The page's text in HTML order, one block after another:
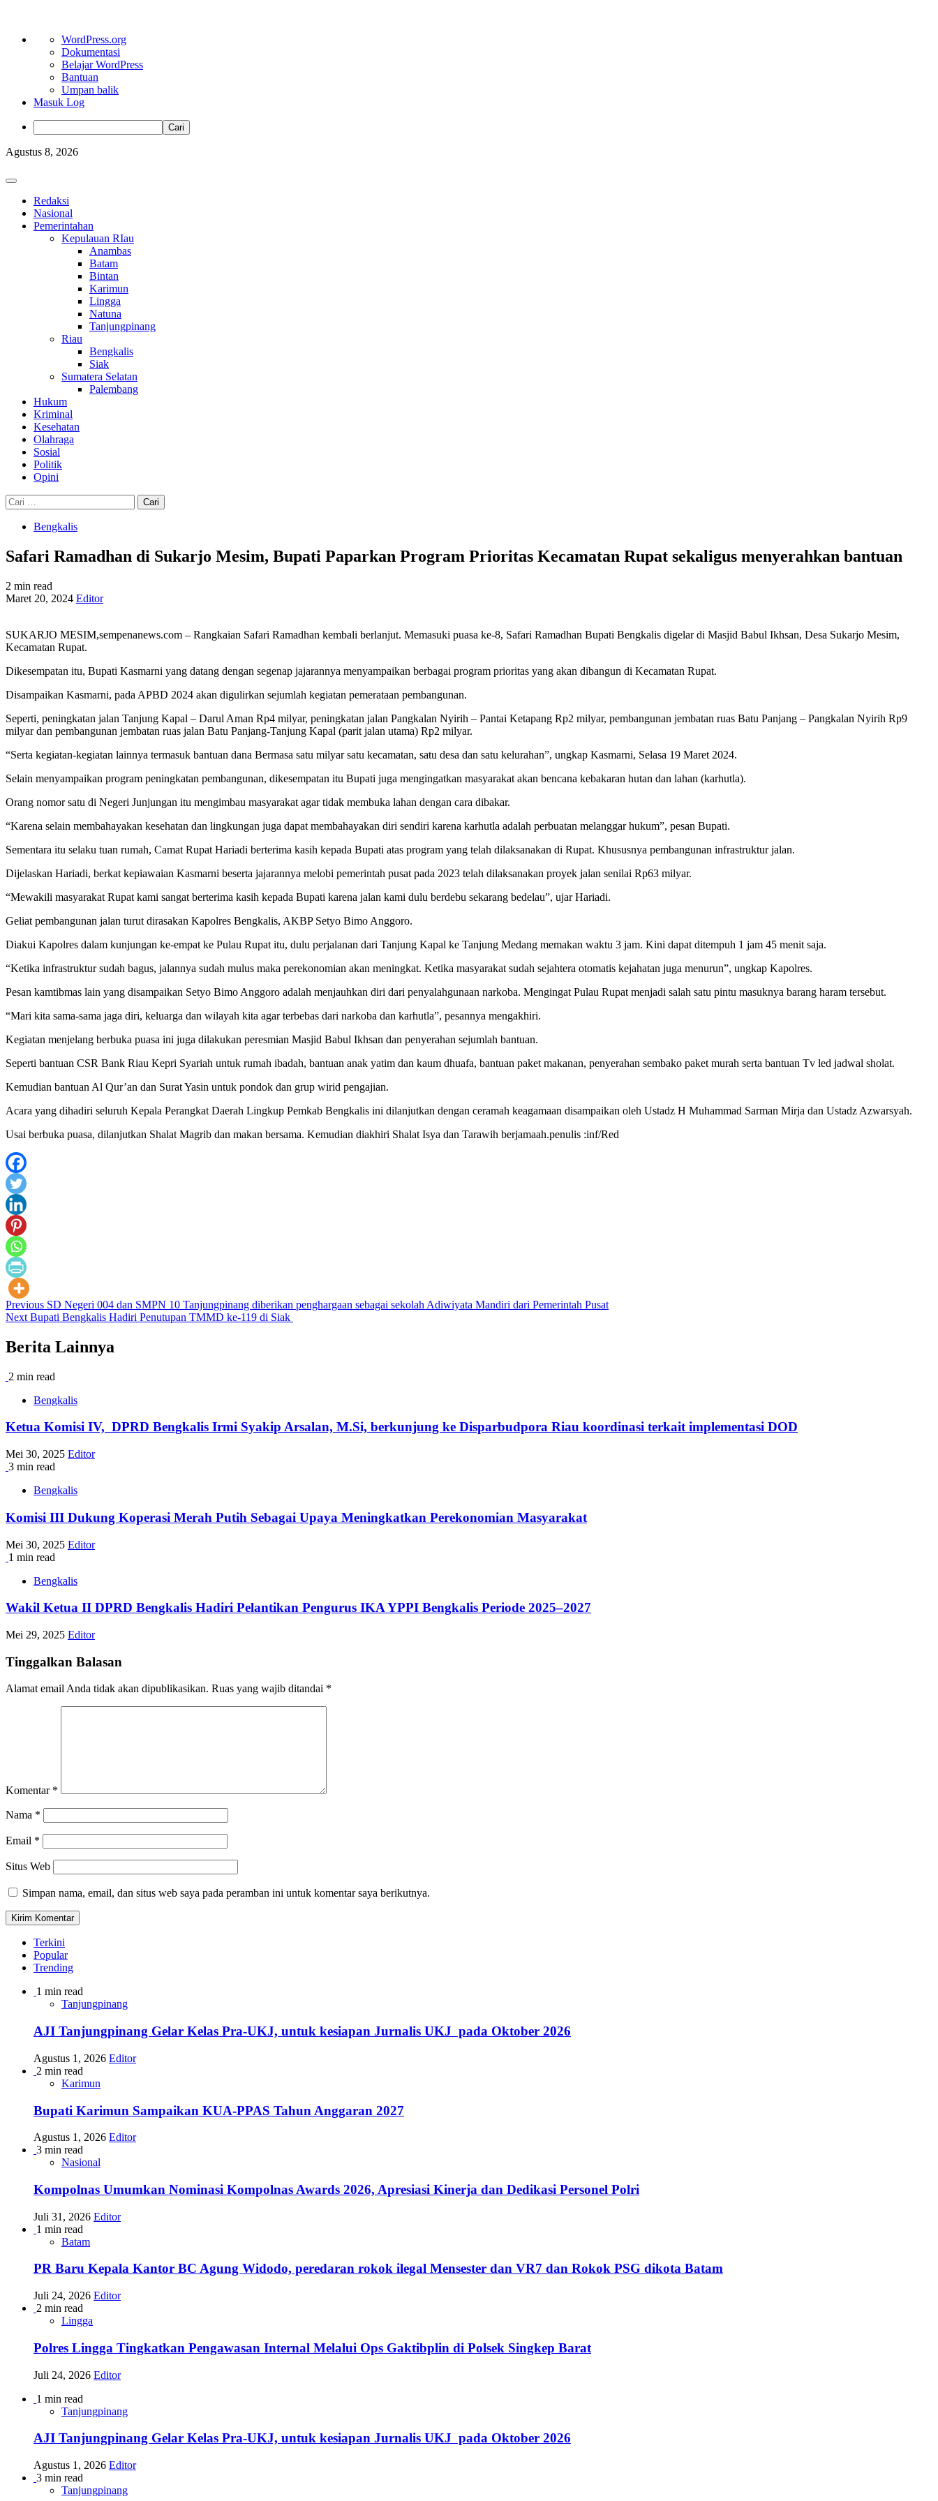
Tentang
WordPress
WordPress.org
Dokumentasi
Belajar WordPress
Bantuan
Umpan balik
Masuk Log
Cari
Skip
content
Agustus 8, 2026
Primary
Redaksi
Nasional
Pemerintahan
Kepulauan RIau
Anambas
Batam
Bintan
Karimun
Lingga
Natuna
Tanjungpinang
Riau
Bengkalis
Siak
Sumatera Selatan
Palembang
Hukum
Kriminal
Kesehatan
Olahraga
Sosial
Politik
Opini
Cari
untuk:
Bengkalis
Safari Ramadhan di Sukarjo Mesim, Bupati Paparkan Program Prioritas Kecamatan Rupat sekaligus menyerahkan bantuan
2 min read
Maret 20, 2024 Editor
SUKARJO MESIM,sempenanews.com – Rangkaian Safari Ramadhan kembali berlanjut. Memasuki puasa ke-8, Safari Ramadhan Bupati Bengkalis digelar di Masjid Babul Ikhsan, Desa Sukarjo Mesim,
Kecamatan Rupat.
Dikesempatan itu, Bupati Kasmarni yang datang dengan segenap jajarannya menyampaikan berbagai program prioritas yang akan dibangun di Kecamatan Rupat.
Disampaikan Kasmarni, pada APBD 2024 akan digulirkan sejumlah kegiatan pemerataan pembangunan.
Seperti, peningkatan jalan Tanjung Kapal – Darul Aman Rp4 milyar, peningkatan jalan Pangkalan Nyirih – Pantai Ketapang Rp2 milyar, pembangunan jembatan ruas Batu Panjang – Pangkalan Nyirih Rp9
milyar dan pembangunan jembatan ruas jalan Batu Panjang-Tanjung Kapal (parit jalan utama) Rp2 milyar.
“Serta kegiatan-kegiatan lainnya termasuk bantuan dana Bermasa satu milyar satu kecamatan, satu desa dan satu kelurahan”, ungkap Kasmarni, Selasa 19 Maret 2024.
Selain menyampaikan program peningkatan pembangunan, dikesempatan itu Bupati juga mengingatkan masyarakat akan bencana kebakaran hutan dan lahan (karhutla).
Orang nomor satu di Negeri Junjungan itu mengimbau masyarakat agar tidak membuka lahan dengan cara dibakar.
“Karena selain membahayakan kesehatan dan lingkungan juga dapat membahayakan diri sendiri karena karhutla adalah perbuatan melanggar hukum”, pesan Bupati.
Sementara itu selaku tuan rumah, Camat Rupat Hariadi berterima kasih kepada Bupati atas program yang telah dilaksanakan di Rupat. Khususnya pembangunan infrastruktur jalan.
Dijelaskan Hariadi, berkat kepiawaian Kasmarni beserta jajarannya melobi pemerintah pusat pada 2023 telah dilaksanakan proyek jalan senilai Rp63 milyar.
“Mewakili masyarakat Rupat kami sangat berterima kasih kepada Bupati karena jalan kami dulu berdebu sekarang bedelau”, ujar Hariadi.
Geliat pembangunan jalan turut dirasakan Kapolres Bengkalis, AKBP Setyo Bimo Anggoro.
Diakui Kapolres dalam kunjungan ke-empat ke Pulau Rupat itu, dulu perjalanan dari Tanjung Kapal ke Tanjung Medang memakan waktu 3 jam. Kini dapat ditempuh 1 jam 45 menit saja.
“Ketika infrastruktur sudah bagus, jalannya sudah mulus maka perekonomian akan meningkat. Ketika masyarakat sudah sejahtera otomatis kejahatan juga menurun”, ungkap Kapolres.
Pesan kamtibmas lain yang disampaikan Setyo Bimo Anggoro adalah menjauhkan diri dari penyalahgunaan narkoba. Mengingat Pulau Rupat menjadi salah satu pintu masuknya barang haram tersebut.
“Mari kita sama-sama jaga diri, keluarga dan wilayah kita agar terbebas dari narkoba dan karhutla”, pesannya mengakhiri.
Kegiatan menjelang berbuka puasa ini juga dilakukan peresmian Masjid Babul Ikhsan dan penyerahan sejumlah bantuan.
Seperti bantuan CSR Bank Riau Kepri Syariah untuk rumah ibadah, bantuan anak yatim dan kaum dhuafa, bantuan paket makanan, penyerahan sembako paket murah serta bantuan Tv led jadwal sholat.
Kemudian bantuan Al Qur’an dan Surat Yasin untuk pondok dan grup wirid pengajian.
Acara yang dihadiri seluruh Kepala Perangkat Daerah Lingkup Pemkab Bengkalis ini dilanjutkan dengan ceramah keagamaan disampaikan oleh Ustadz H Muhammad Sarman Mirja dan Ustadz Azwarsyah.
Usai berbuka puasa, dilanjutkan Shalat Magrib dan makan bersama. Kemudian diakhiri Shalat Isya dan Tarawih berjamaah.penulis :inf/Red
Post
navigation
Previous SD Negeri 004 dan SMPN 10 Tanjungpinang diberikan penghargaan sebagai sekolah Adiwiyata Mandiri dari Pemerintah Pusat
Next Bupati Bengkalis Hadiri Penutupan TMMD ke-119 di Siak
Berita Lainnya
2 min read
Bengkalis
Ketua Komisi IV, DPRD Bengkalis Irmi Syakip Arsalan, M.Si, berkunjung ke Disparbudpora Riau koordinasi terkait implementasi DOD
Mei 30, 2025 Editor
3 min read
Bengkalis
Komisi III Dukung Koperasi Merah Putih Sebagai Upaya Meningkatkan Perekonomian Masyarakat
Mei 30, 2025 Editor
1 min read
Bengkalis
Wakil Ketua II DPRD Bengkalis Hadiri Pelantikan Pengurus IKA YPPI Bengkalis Periode 2025–2027
Mei 29, 2025 Editor
Tinggalkan Balasan
Alamat email Anda tidak akan dipublikasikan. Ruas yang wajib ditandai *
Komentar *
Nama *
Email *
Situs Web
Simpan nama, email, dan situs web saya pada peramban ini untuk komentar saya berikutnya.
Terkini
Popular
Trending
1 min read
Tanjungpinang
AJI Tanjungpinang Gelar Kelas Pra-UKJ, untuk kesiapan Jurnalis UKJ pada Oktober 2026
Agustus 1, 2026 Editor
2 min read
Karimun
Bupati Karimun Sampaikan KUA-PPAS Tahun Anggaran 2027
Agustus 1, 2026 Editor
3 min read
Nasional
Kompolnas Umumkan Nominasi Kompolnas Awards 2026, Apresiasi Kinerja dan Dedikasi Personel Polri
Juli 31, 2026 Editor
1 min read
Batam
PR Baru Kepala Kantor BC Agung Widodo, peredaran rokok ilegal Mensester dan VR7 dan Rokok PSG dikota Batam
Juli 24, 2026 Editor
2 min read
Lingga
Polres Lingga Tingkatkan Pengawasan Internal Melalui Ops Gaktibplin di Polsek Singkep Barat
Juli 24, 2026 Editor
1 min read
Tanjungpinang
AJI Tanjungpinang Gelar Kelas Pra-UKJ, untuk kesiapan Jurnalis UKJ pada Oktober 2026
Agustus 1, 2026 Editor
3 min read
Tanjungpinang